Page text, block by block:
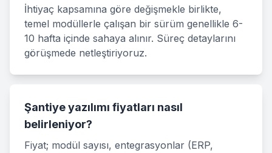
İhtiyaç kapsamına göre değişmekle birlikte,
temel modüllerle çalışan bir sürüm genellikle 6-
10 hafta içinde sahaya alınır. Süreç detaylarını
görüşmede netleştiriyoruz.
Şantiye yazılımı fiyatları nasıl
belirleniyor?
Fiyat; modül sayısı, entegrasyonlar (ERP,